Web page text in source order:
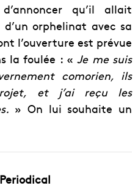
qu’il allait
orphelinat avec sa
l’ouverture est prévue
la foulée : «Je me suis
comorien, ils
et j’ai reçu les
» On lui souhaite un